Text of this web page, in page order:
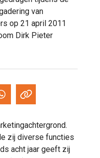
van
op 21 april 2011
Dirk Pieter
zij diverse functies
acht jaar geeft zij